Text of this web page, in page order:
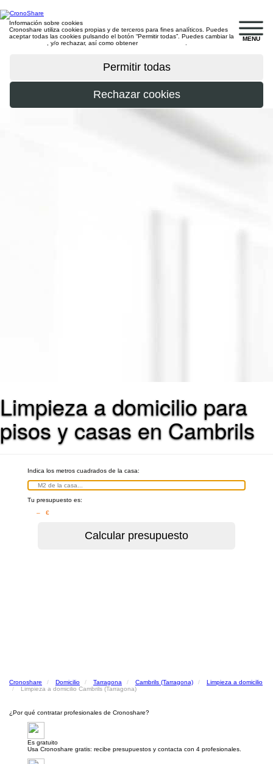
MENU
Información sobre cookies
Cronoshare utiliza cookies propias y de terceros para fines analíticos. Puedes
aceptar todas las cookies pulsando el botón “Permitir todas”. Puedes cambiar la
, y/o rechazar, así como obtener
Limpieza a domicilio para
pisos y casas en Cambrils
Indica los metros cuadrados de la casa:
Tu presupuesto es:
– €
Cronoshare Domicilio Tarragona Cambrils (Tarragona)
Limpieza a domicilio
Limpieza a domicilio Cambrils (Tarragona)
¿Por qué contratar profesionales de Cronoshare?
Es gratuito
Usa Cronoshare gratis: recibe presupuestos y contacta con 4 profesionales.